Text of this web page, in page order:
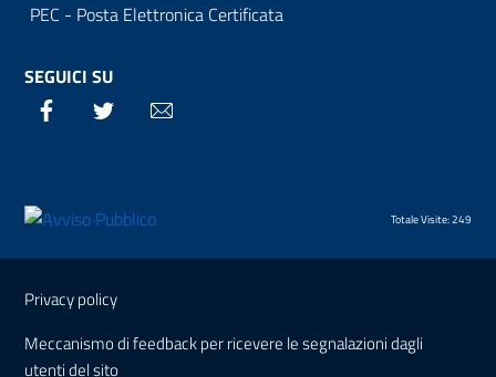
PEC - Posta Elettronica Certificata
SEGUICI SU
Facebook Twitter
Totale Visite: 249
Sezione Link Utili
Privacy policy
Meccanismo di feedback per ricevere le segnalazioni dagli
utenti del sito